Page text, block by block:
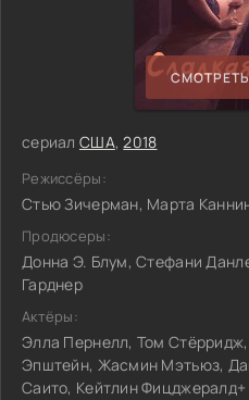
сериал США,2018
Режиссёры:
Стью Зичерман, Марта
Продюсеры:
Донна Э. Блум, Стефани
Гарднер
Актёры:
Элла Пернелл, Том
Эпштейн, Жасмин Мэтьюз,
Саито, Кейтлин Фицджералд+